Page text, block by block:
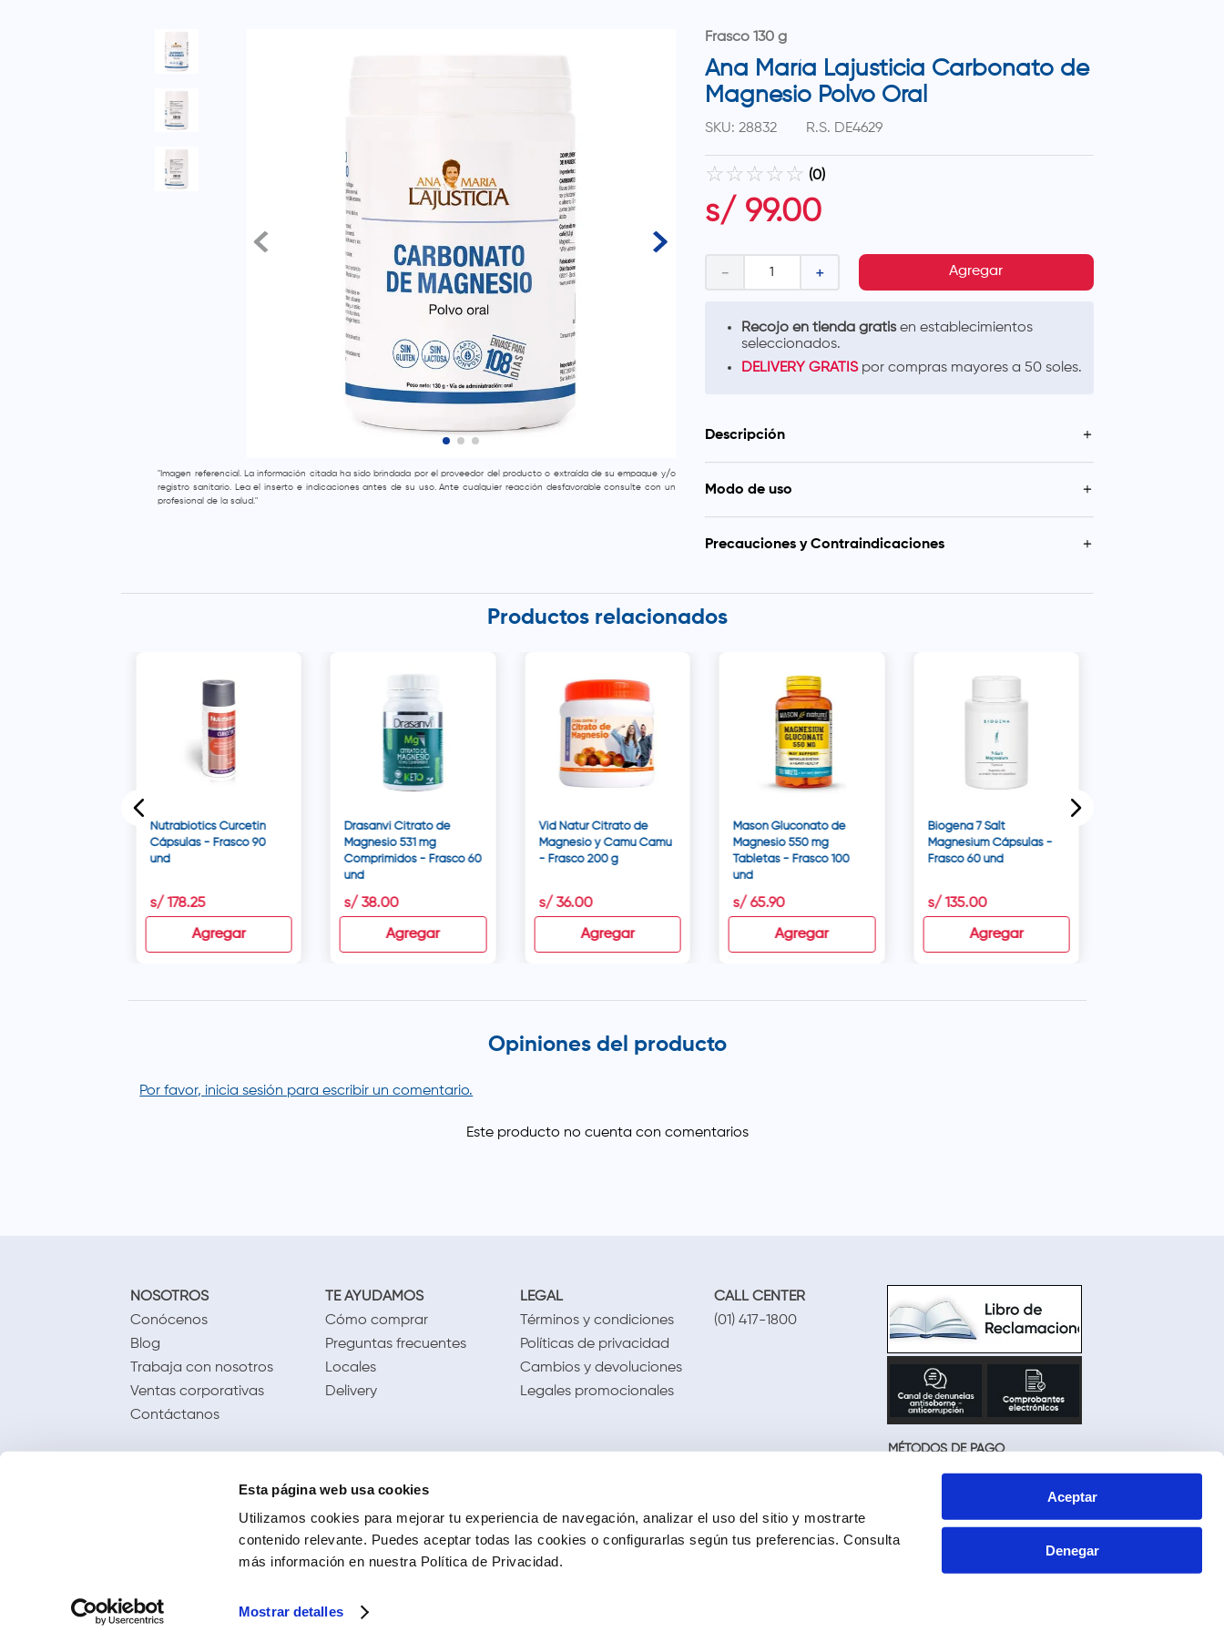
Esta página web usa cookies
Utilizamos cookies para mejorar tu experiencia de navegación, analizar el uso del sitio y mostrarte
contenido relevante. Puedes aceptar todas las cookies o configurarlas según tus preferencias.Consulta
más información en nuestra Política de Privacidad.
Mostrar detalles
Aceptar
Denegar
"Imagen referencial. La información citada ha sido brindada por el proveedor del producto o extraída de su empaque y/o
registro sanitario. Lea el inserto e indicaciones antes de su uso. Ante cualquier reacción desfavorable consulte con un
profesional de la salud."
Frasco 130 g
Ana María Lajusticia Carbonato de
Magnesio Polvo Oral
SKU: 28832 R.S. DE4629
☆ ☆ ☆ ☆ ☆ (0)
s/ 99.00
＋
－ Agregar
Recojo en tienda gratisen establecimientos
seleccionados.
DELIVERY GRATISpor compras mayores a 50 soles.
Descripción
Indicado para personas con déficit de magnesio,
estreñimiento, acidez, reflujo o sensibilidad gástrica
muscular.
Contribuye a mantener una presión arterial saludable y
Modo de uso
preferencia en el desayuno y cena. Si no se tiene acidez, se
recomienda tomar con zumos de limón, naranja, yogur o
Precauciones y Contraindicaciones
hiato, sensibilidad gástrica, diarrea o propensión a la misma.
anticoagulantes.
Productos relacionados
Nutrabiotics Curcetin
Cápsulas - Frasco 90
und
s/ 178.25
Agregar
Drasanvi Citrato de
Magnesio 531 mg
Comprimidos - Frasco 60
und
s/ 38.00
Agregar
Vid Natur Citrato de
Magnesio y Camu Camu
- Frasco 200 g
s/ 36.00
Agregar
Mason Gluconato de
Magnesio 550 mg
Tabletas - Frasco 100
und
s/ 65.90
Agregar
Biogena 7 Salt
Magnesium Cápsulas -
Frasco 60 und
s/ 135.00
Agregar
Opiniones del producto
Por favor, inicia sesión para escribir un comentario.
NOSOTROS
Conócenos
Blog
Trabaja con nosotros
Ventas corporativas
Contáctanos
TE AYUDAMOS
Cómo comprar
Preguntas frecuentes
Locales
Delivery
LEGAL
Términos y condiciones
Políticas de privacidad
Cambios y devoluciones
Legales promocionales
CALL CENTER
(01) 417-1800
MÉTODOS DE PAGO